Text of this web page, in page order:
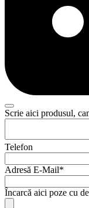
Phone
Scrie aici produsul,
Telefon
Adresă E-Mail*
Încarcă aici poze cu